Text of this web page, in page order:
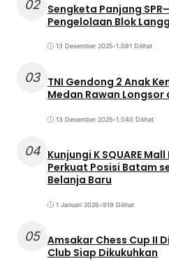
02 Sengketa Panjang
Pengelolaan Blok
13 Desember 2025•1.081 Dilihat
03 TNI Gendong 2 Anak
Medan Rawan Longsor
13 Desember 2025•1.040 Dilihat
04 Kunjungi K SQUARE
Perkuat Posisi Batam
Belanja Baru
1 Januari 2026•919 Dilihat
05 Amsakar Chess Cup II
Club Siap Dikukuhkan